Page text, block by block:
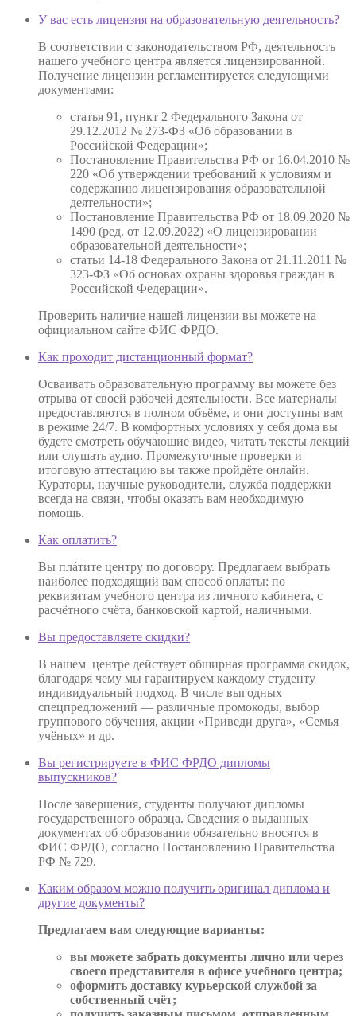
У вас есть лицензия на образовательную деятельность?
В соответствии с законодательством РФ, деятельность
нашего учебного центра является лицензированной.
Получение лицензии регламентируется следующими
документами:
статья 91, пункт 2 Федерального Закона от
29.12.2012 № 273-ФЗ «Об образовании в
Российской Федерации»;
Постановление Правительства РФ от 16.04.2010 №
220 «Об утверждении требований к условиям и
содержанию лицензирования образовательной
деятельности»;
Постановление Правительства РФ от 18.09.2020 №
1490 (ред. от 12.09.2022) «О лицензировании
образовательной деятельности»;
статьи 14-18 Федерального Закона от 21.11.2011 №
323-ФЗ «Об основах охраны здоровья граждан в
Российской Федерации».
Проверить наличие нашей лицензии вы можете на
официальном сайте ФИС ФРДО.
Как проходит дистанционный формат?
Осваивать образовательную программу вы можете без
отрыва от своей рабочей деятельности. Все материалы
предоставляются в полном объёме, и они доступны вам
в режиме 24/7. В комфортных условиях у себя дома вы
будете смотреть обучающие видео, читать тексты лекций
или слушать аудио. Промежуточные проверки и
итоговую аттестацию вы также пройдёте онлайн.
Кураторы, научные руководители, служба поддержки
всегда на связи, чтобы оказать вам необходимую
помощь.
Как оплатить?
Вы плáтите центру по договору. Предлагаем выбрать
наиболее подходящий вам способ оплаты: по
реквизитам учебного центра из личного кабинета, с
расчётного счёта, банковской картой, наличными.
Вы предоставляете скидки?
В нашем центре действует обширная программа скидок,
благодаря чему мы гарантируем каждому студенту
индивидуальный подход. В числе выгодных
спецпредложений — различные промокоды, выбор
группового обучения, акции «Приведи друга», «Семья
учёных» и др.
Вы регистрируете в ФИС ФРДО дипломы
выпускников?
После завершения, студенты получают дипломы
государственного образца. Сведения о выданных
документах об образовании обязательно вносятся в
ФИС ФРДО, согласно Постановлению Правительства
РФ № 729.
Каким образом можно получить оригинал диплома и
другие документы?
Предлагаем вам следующие варианты:
вы можете забрать документы лично или через
своего представителя в офисе учебного центра;
оформить доставку курьерской службой за
собственный счёт;